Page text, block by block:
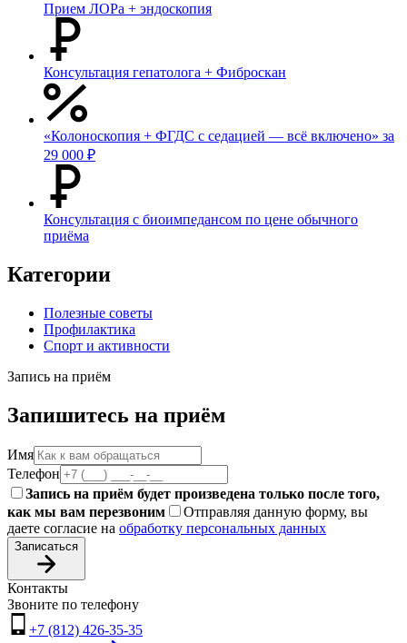
Прием ЛОРа + эндоскопия
Консультация гепатолога + Фиброскан
«Колоноскопия + ФГДС с седацией — всё включено» за
29 000 ₽
Консультация с биоимпедансом по цене обычного
приёма
Категории
Полезные советы
Профилактика
Спорт и активности
Запись на приём
Запишитесь на приём
Имя
Телефон
Запись на приём будет произведена только после того,
как мы вам перезвоним
Отправляя данную форму, вы
даете согласие на обработку персональных данных
Записаться
Контакты
Звоните по телефону
+7 (812) 426-35-35